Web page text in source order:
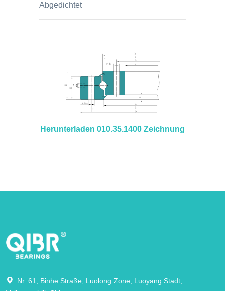
Abgedichtet
Herunterladen 010.35.1400 Zeichnung
Nr. 61, Binhe Straße, Luolong Zone, Luoyang Stadt,